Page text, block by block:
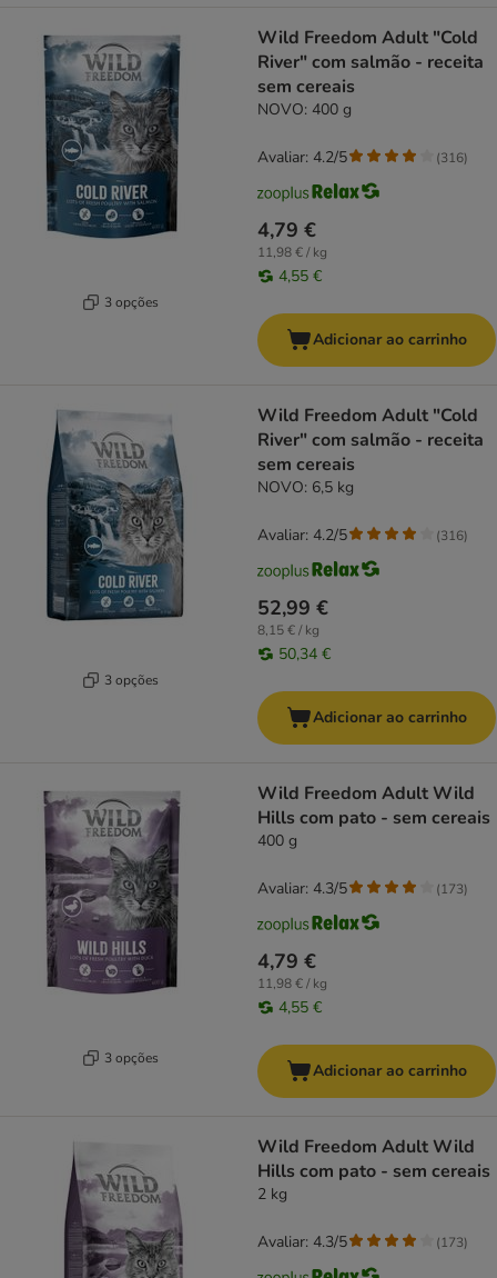
3 opções
Wild Freedom Adult "Cold
River" com salmão - receita
sem cereais
NOVO: 400 g
4,79 €
11,98 € / kg
4,55 €
Avaliar: 4.2/5 (316)
Adicionar ao carrinho
3 opções
Wild Freedom Adult "Cold
River" com salmão - receita
sem cereais
NOVO: 6,5 kg
52,99 €
8,15 € / kg
50,34 €
Avaliar: 4.2/5 (316)
Adicionar ao carrinho
3 opções
Wild Freedom Adult Wild
Hills com pato - sem cereais
400 g
4,79 €
11,98 € / kg
4,55 €
Avaliar: 4.3/5 (173)
Adicionar ao carrinho
Wild Freedom Adult Wild
Hills com pato - sem cereais
2 kg
Avaliar: 4.3/5 (173)